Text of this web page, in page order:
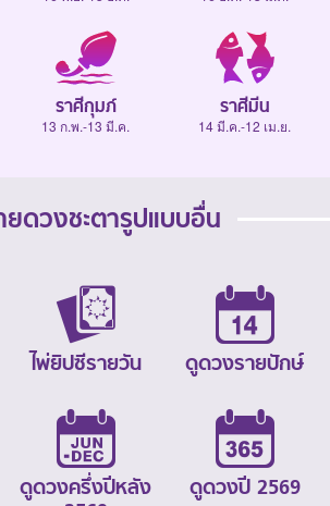
ราศีกุมภ์
13 ก.พ.-13 มี.ค.
ราศีมีน
14 มี.ค.-12 เม.ย.
ยดวงชะตารูปแบบอื่น
ไพ่ยิปซีรายวัน ดูดวงรายปักษ์
ดูดวงครึ่งปีหลัง
ดูดวงปี 2569